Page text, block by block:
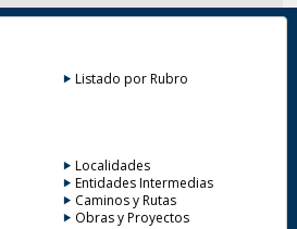
Listado por Rubro
Localidades
Entidades Intermedias
Caminos y Rutas
Obras y Proyectos